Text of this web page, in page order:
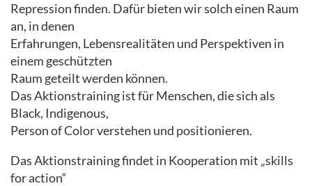
Repression finden. Dafür bieten wir solch einen Raum
an, in denen
Erfahrungen, Lebensrealitäten und Perspektiven in
einem geschützten
Raum geteilt werden können.
Das Aktionstraining ist für Menschen, die sich als
Black, Indigenous,
Person of Color verstehen und positionieren.
Das Aktionstraining findet in Kooperation mit „skills
for action“